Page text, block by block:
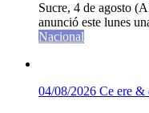
Sucre, 4 de agosto
anunció este lunes
Nacional
04/08/2026 Ce ere &